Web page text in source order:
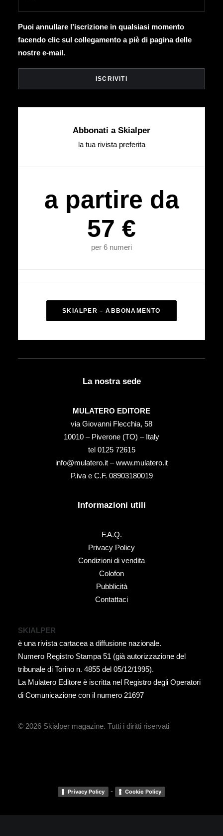
Puoi annullare l’iscrizione in qualsiasi momento
facendo clic sul collegamento a piè di pagina delle
nostre e-mail.
Abbonati a Skialper
la tua rivista preferita
a partire da
57 €
per 6 numeri
SKIALPER – ABBONAMENTO
La nostra sede
MULATERO EDITORE
via Giovanni Flecchia, 58
10010 – Piverone (TO) – Italy
tel ‭0125 72615‬
info@mulatero.it –www.mulatero.it
P.iva e C.F. 08903180019
Informazioni utili
F.A.Q.
Privacy Policy
Condizioni di vendita
Colofon
Pubblicità
Contattaci
SKIALPER
è una rivista cartacea a diffusione nazionale.
Numero Registro Stampa 51 (già autorizzazione del
tribunale di Torino n. 4855 del 05/12/1995).
La Mulatero Editore è iscritta nel Registro degli Operatori
di Comunicazione con il numero 21697
© 2026 Skialper magazine. Tutti i diritti riservati
Privacy Policy - Cookie Policy